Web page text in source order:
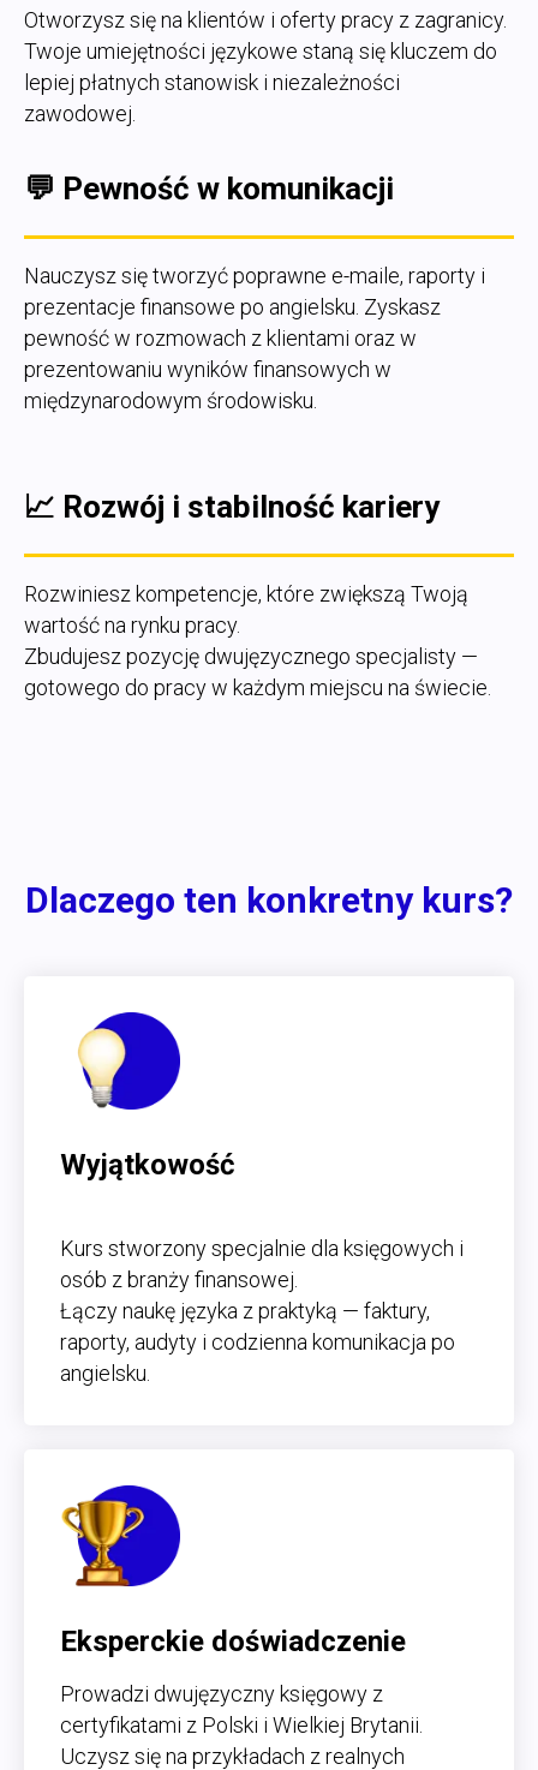
Otworzysz się na klientów i oferty pracy z zagranicy.
Twoje umiejętności językowe staną się kluczem do
lepiej płatnych stanowisk i niezależności
zawodowej.
💬 Pewność w komunikacji
Nauczysz się tworzyć poprawne e-maile, raporty i
prezentacje finansowe po angielsku. Zyskasz
pewność w rozmowach z klientami oraz w
prezentowaniu wyników finansowych w
międzynarodowym środowisku.
📈 Rozwój i stabilność kariery
Rozwiniesz kompetencje, które zwiększą Twoją
wartość na rynku pracy.
Zbudujesz pozycję dwujęzycznego specjalisty —
gotowego do pracy w każdym miejscu na świecie.
Dlaczego ten konkretny kurs?
Wyjątkowość
Kurs stworzony specjalnie dla księgowych i
osób z branży finansowej.
Łączy naukę języka z praktyką — faktury,
raporty, audyty i codzienna komunikacja po
angielsku.
Eksperckie doświadczenie
Prowadzi dwujęzyczny księgowy z
certyfikatami z Polski i Wielkiej Brytanii.
Uczysz się na przykładach z realnych